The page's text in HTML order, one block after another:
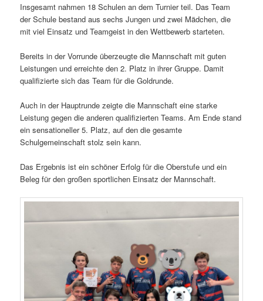
Insgesamt nahmen 18 Schulen an dem Turnier teil. Das Team
der Schule bestand aus sechs Jungen und zwei Mädchen, die
mit viel Einsatz und Teamgeist in den Wettbewerb starteten.
Bereits in der Vorrunde überzeugte die Mannschaft mit guten
Leistungen und erreichte den 2. Platz in ihrer Gruppe. Damit
qualifizierte sich das Team für die Goldrunde.
Auch in der Hauptrunde zeigte die Mannschaft eine starke
Leistung gegen die anderen qualifizierten Teams. Am Ende stand
ein sensationeller 5. Platz, auf den die gesamte
Schulgemeinschaft stolz sein kann.
Das Ergebnis ist ein schöner Erfolg für die Oberstufe und ein
Beleg für den großen sportlichen Einsatz der Mannschaft.